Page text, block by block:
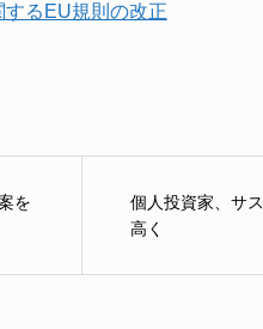
るEU規則の改正
を
個人投資家、サ
高く